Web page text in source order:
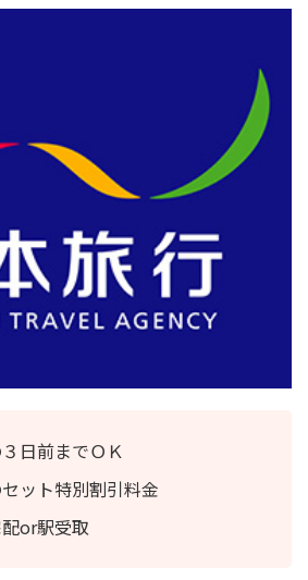
日前までＯＫ
ット特別割引料金
or駅受取